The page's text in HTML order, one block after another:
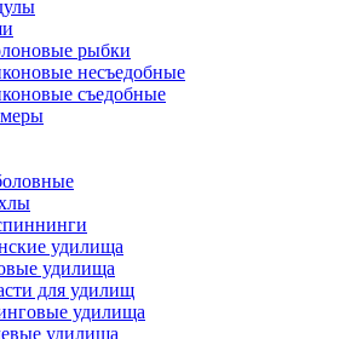
рыбки
несъедобные
съедобные
удилища
удилища
для удилищ
удилища
удилища